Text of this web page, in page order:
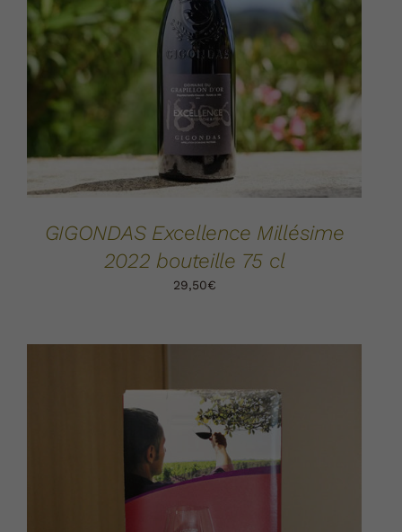
AJOUTER AU PANIER / DÉTAILS
GIGONDAS Excellence Millésime
2022 bouteille 75 cl
29,50€
AJOUTER AU PANIER